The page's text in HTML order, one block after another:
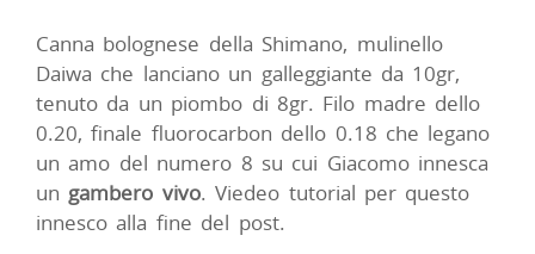
Canna bolognese della Shimano, mulinello
Daiwa che lanciano un galleggiante da 10gr,
tenuto da un piombo di 8gr. Filo madre dello
0.20, finale fluorocarbon dello 0.18 che legano
un amo del numero 8 su cui Giacomo innesca
un gambero vivo. Viedeo tutorial per questo
innesco alla fine del post.